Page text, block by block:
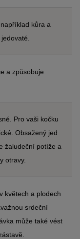
kůra a
a způsobuje
Pro vaši kočku
Obsažený jed
žaludeční potíže a
otravy.
květech a plodech
srdeční
může také vést